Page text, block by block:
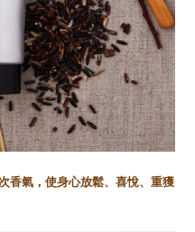
香氣，使身心放鬆、喜悅、重獲